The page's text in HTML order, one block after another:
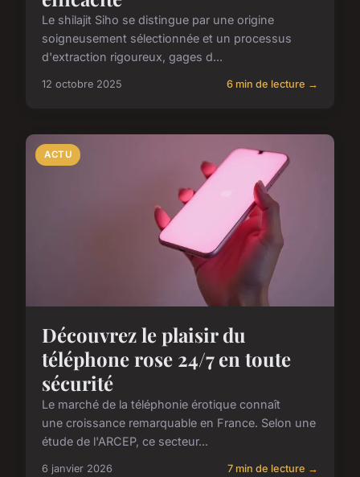
Le shilajit Siho se distingue par une origine
soigneusement sélectionnée et un processus
d'extraction rigoureux, gages d...
12 octobre 2025 6 min de lecture →
ACTU
Découvrez le plaisir du
téléphone rose 24/7 en toute
sécurité
Le marché de la téléphonie érotique connaît
une croissance remarquable en France. Selon une
étude de l'ARCEP, ce secteur...
6 janvier 2026 7 min de lecture →